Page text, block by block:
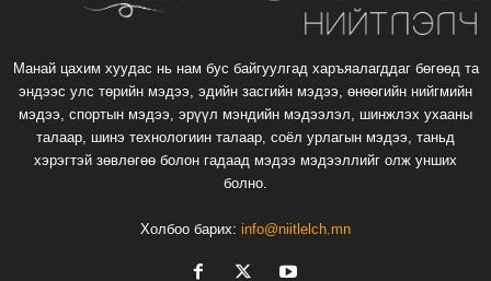
Манай цахим хуудас нь нам бус байгуулгад харъяалагддаг бөгөөд та
эндээс улс төрийн мэдээ, эдийн засгийн мэдээ, өнөөгийн нийгмийн
мэдээ, спортын мэдээ, эрүүл мэндийн мэдээлэл, шинжлэх ухааны
талаар, шинэ технологиин талаар, соёл урлагын мэдээ, таньд
хэрэгтэй зөвлөгөө болон гадаад мэдээ мэдээллийг олж унших
болно.
Холбоо барих: info@niitlelch.mn